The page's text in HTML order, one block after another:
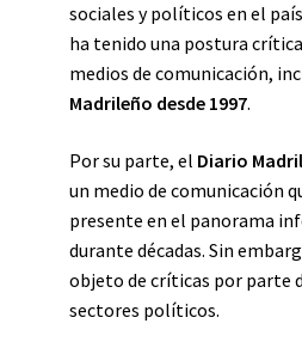
sociales y políticos en el
ha tenido una postura
medios de comunicación,
Madrileño desde 1997.
Por su parte, el Diario
un medio de comunicación
presente en el panorama
durante décadas. Sin
objeto de críticas por parte
sectores políticos.